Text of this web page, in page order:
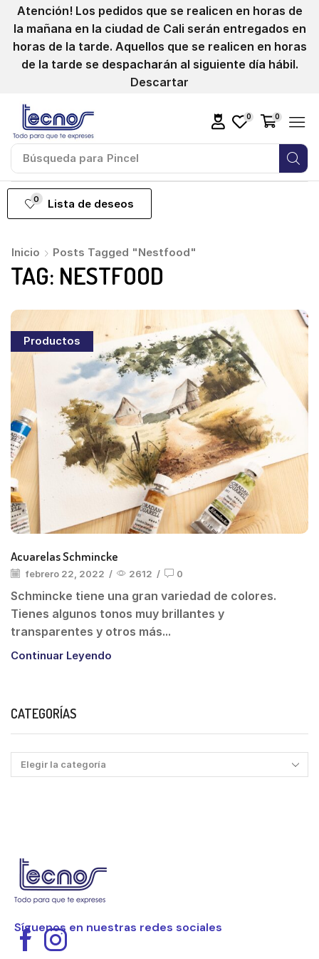
Atención! Los pedidos que se realicen en horas de
la mañana en la ciudad de Cali serán entregados en
horas de la tarde. Aquellos que se realicen en horas
de la tarde se despacharán al siguiente día hábil.
Descartar
Búsqueda para Pincel
0 0
0 Lista de deseos
Inicio Posts Tagged "Nestfood"
TAG: NESTFOOD
Productos
Acuarelas Schmincke
febrero 22, 2022 / 2612 / 0
Schmincke tiene una gran variedad de colores.
Tienes algunos tonos muy brillantes y
transparentes y otros más...
Continuar Leyendo
CATEGORÍAS
Síguenos en nuestras redes sociales